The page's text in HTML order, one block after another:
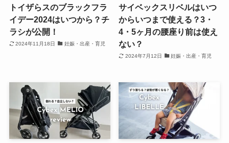
トイザらスのブラックフラ
イデー2024はいつから？チ
ラシが公開！
2024年11月18日 妊娠・出産・育児
サイベックスリベルはいつ
からいつまで使える？3・
4・5ヶ月の腰座り前は使え
ない？
2024年7月12日 妊娠・出産・育児